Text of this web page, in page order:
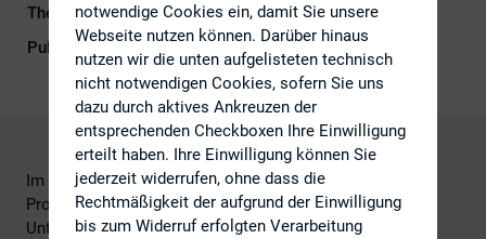
Themengebiete
IR-Kompetenz, Kapitalmarktrecht
Publikationsform
DIRK-Publikationen
Im Rahmen einer Befragung wurden die Investment
Professionals der DVFA über die Erfahrungen mit
Unternehmensübernahmen und -fusionen befragt.
notwendige Cookies ein, damit Sie unsere
Webseite nutzen können. Darüber hinaus
nutzen wir die unten aufgelisteten technisch
nicht notwendigen Cookies, sofern Sie uns
dazu durch aktives Ankreuzen der
entsprechenden Checkboxen Ihre Einwilligung
erteilt haben. Ihre Einwilligung können Sie
jederzeit widerrufen, ohne dass die
Rechtmäßigkeit der aufgrund der Einwilligung
bis zum Widerruf erfolgten Verarbeitung